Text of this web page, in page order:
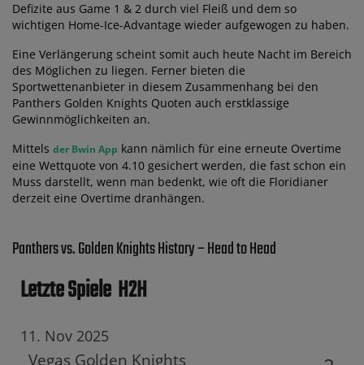
Defizite aus Game 1 & 2 durch viel Fleiß und dem so
wichtigen Home-Ice-Advantage wieder aufgewogen zu haben.
Eine Verlängerung scheint somit auch heute Nacht im Bereich
des Möglichen zu liegen. Ferner bieten die
Sportwettenanbieter in diesem Zusammenhang bei den
Panthers Golden Knights Quoten auch erstklassige
Gewinnmöglichkeiten an.
Mittels der Bwin App kann nämlich für eine erneute Overtime
eine Wettquote von 4.10 gesichert werden, die fast schon ein
Muss darstellt, wenn man bedenkt, wie oft die Floridianer
derzeit eine Overtime dranhängen.
Panthers vs. Golden Knights History – Head to Head
Letzte Spiele H2H
11. Nov 2025
Vegas Golden Knights